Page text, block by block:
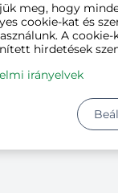
meg, hogy
cookie-kat és
A
hirdetések
irányelvek